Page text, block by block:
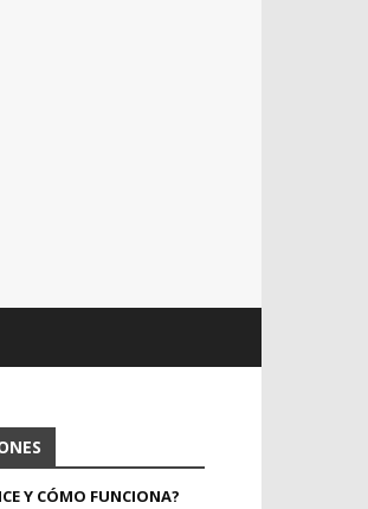
Y CÓMO FUNCIONA?